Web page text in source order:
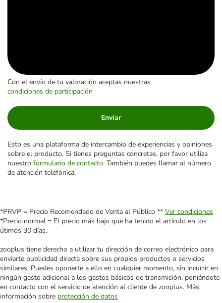
Con el envío de tu valoración aceptas nuestras
condiciones de participación
Enviar
Esto es una plataforma de intercambio de experiencias y opiniones
sobre el producto. Si tienes preguntas concretas, por favor utiliza
nuestro formulario de contacto. También puedes llamar al número
de atención telefónica.
*PRVP = Precio Recomendado de Venta al Público ** Ver condiciones
*Precio normal = El precio más bajo que ha tenido el artículo en los
útimos 30 días.
zooplus tiene derecho a utilizar tu dirección de correo electrónico para
enviarte publicidad directa sobre sus propios productos o servicios
similares. Puedes oponerte a ello en cualquier momento, sin incurrir en
ningún gasto adicional a los gastos básicos de transmisión, poniéndote
en contacto con el servicio de atención al cliente de zooplus. Más
información sobre protección de datos